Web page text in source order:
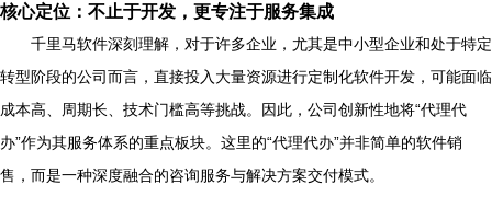
核心定位：不止于开发，更专注于服务集成
千里马软件深刻理解，对于许多企业，尤其是中小型企业和处于特定
转型阶段的公司而言，直接投入大量资源进行定制化软件开发，可能面临
成本高、周期长、技术门槛高等挑战。因此，公司创新性地将“代理代
办”作为其服务体系的重点板块。这里的“代理代办”并非简单的软件销
售，而是一种深度融合的咨询服务与解决方案交付模式。